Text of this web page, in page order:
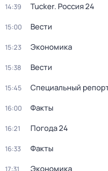
14:39 Tucker. Россия 24
15:00 Вести
15:23 Экономика
15:38 Вести
15:45 Специальный
16:00 Факты
16:21 Погода 24
16:33 Факты
17:31 Экономика